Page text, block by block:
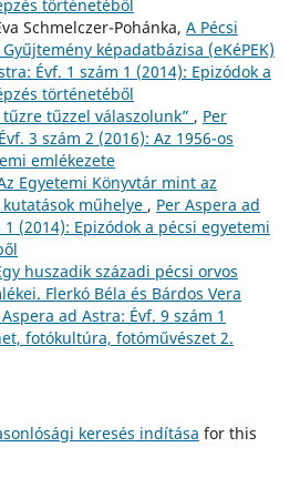
történetéből
Schmelczer-Pohánka, A Pécsi
képadatbázisa (eKéPEK)
Évf. 1 szám 1 (2014): Epizódok a
történetéből
tűzre tűzzel válaszolunk” , Per
3 szám 2 (2016): Az 1956-os
emlékezete
Egyetemi Könyvtár mint az
műhelye , Per Aspera ad
1 (2014): Epizódok a pécsi egyetemi
huszadik századi pécsi orvos
Flerkó Béla és Bárdos Vera
ad Astra: Évf. 9 szám 1
fotókultúra, fotóművészet 2.
keresés indítása for this